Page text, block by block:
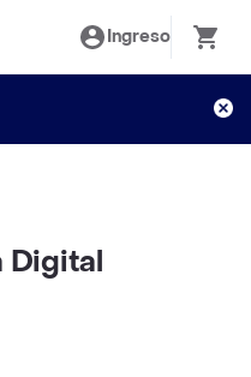
Ingreso
Digital